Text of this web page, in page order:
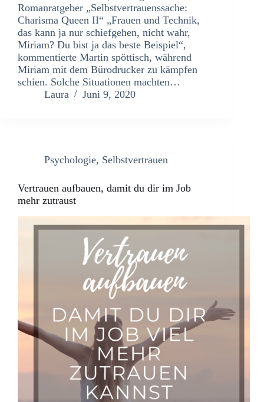
Romanratgeber „Selbstvertrauenssache:
Charisma Queen II“ „Frauen und Technik,
das kann ja nur schiefgehen, nicht wahr,
Miriam? Du bist ja das beste Beispiel“,
kommentierte Martin spöttisch, während
Miriam mit dem Bürodrucker zu kämpfen
schien. Solche Situationen machten…
Laura
Juni 9, 2020
Psychologie, Selbstvertrauen
Vertrauen aufbauen, damit du dir im Job
mehr zutraust